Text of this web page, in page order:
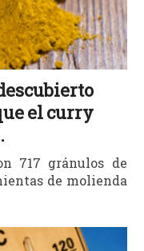
el curry
717 gránulos de
de molienda